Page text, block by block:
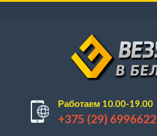
Работаем 10.00-19.00
+375 (29) 6996622